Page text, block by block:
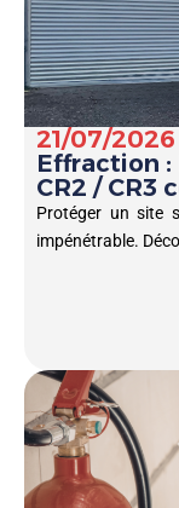
21/07/2026
Effraction
CR2 / CR3
Protéger un site
impénétrable.